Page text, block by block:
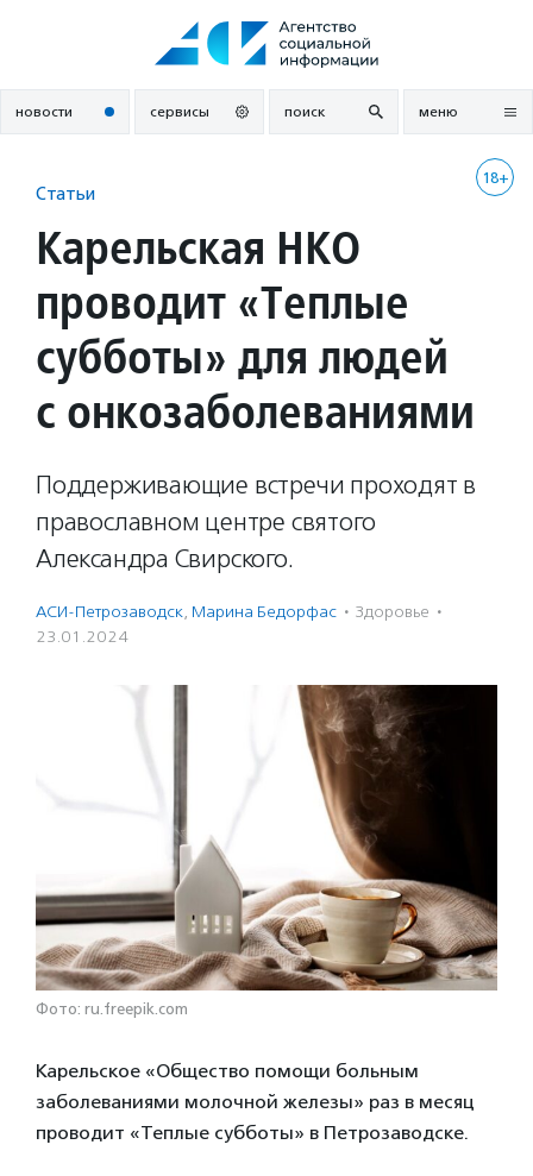
новости сервисы поиск меню
18+
Статьи
Карельская НКО
проводит «Теплые
субботы» для людей
с онкозаболеваниями
Поддерживающие встречи проходят в
православном центре святого
Александра Свирского.
АСИ-Петрозаводск, Марина Бедорфас · Здоровье ·
23.01.2024
Фото: ru.freepik.com
Карельское «Общество помощи больным
заболеваниями молочной железы» раз в месяц
проводит «Теплые субботы» в Петрозаводске.